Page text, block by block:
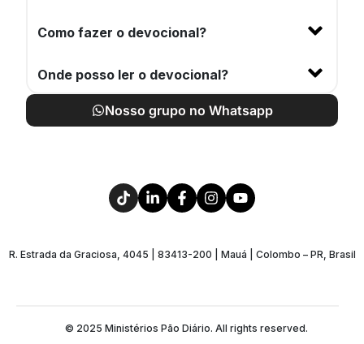
Como fazer o devocional?
Onde posso ler o devocional?
Nosso grupo no Whatsapp
R. Estrada da Graciosa, 4045 | 83413-200 | Mauá | Colombo – PR, Brasil
© 2025 Ministérios Pão Diário. All rights reserved.